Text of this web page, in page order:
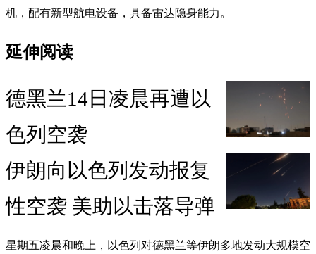
机，配有新型航电设备，具备雷达隐身能力。
延伸阅读
德黑兰14日凌晨再遭以
色列空袭
伊朗向以色列发动报复
性空袭 美助以击落导弹
星期五凌晨和晚上， 以色列对德黑兰等伊朗多地发动大规模空